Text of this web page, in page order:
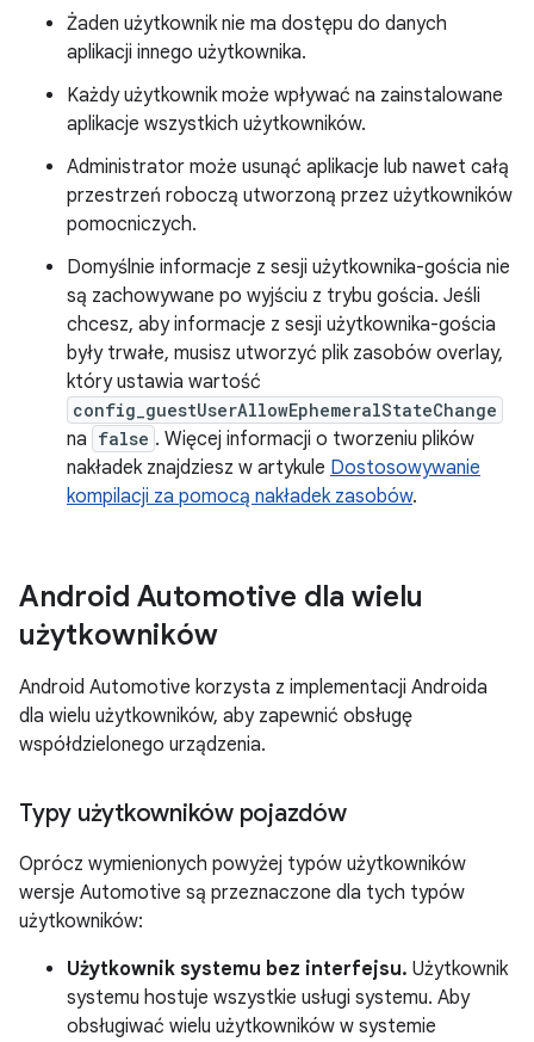
Żaden użytkownik nie ma dostępu do danych
aplikacji innego użytkownika.
Każdy użytkownik może wpływać na zainstalowane
aplikacje wszystkich użytkowników.
Administrator może usunąć aplikacje lub nawet całą
przestrzeń roboczą utworzoną przez użytkowników
pomocniczych.
Domyślnie informacje z sesji użytkownika-gościa nie
są zachowywane po wyjściu z trybu gościa. Jeśli
chcesz, aby informacje z sesji użytkownika-gościa
były trwałe, musisz utworzyć plik zasobów overlay,
który ustawia wartość
config_guestUserAllowEphemeralStateChange
na false . Więcej informacji o tworzeniu plików
nakładek znajdziesz w artykule Dostosowywanie
kompilacji za pomocą nakładek zasobów.
Android Automotive dla wielu
użytkowników
Android Automotive korzysta z implementacji Androida
dla wielu użytkowników, aby zapewnić obsługę
współdzielonego urządzenia.
Typy użytkowników pojazdów
Oprócz wymienionych powyżej typów użytkowników
wersje Automotive są przeznaczone dla tych typów
użytkowników:
Użytkownik systemu bez interfejsu. Użytkownik
systemu hostuje wszystkie usługi systemu. Aby
obsługiwać wielu użytkowników w systemie